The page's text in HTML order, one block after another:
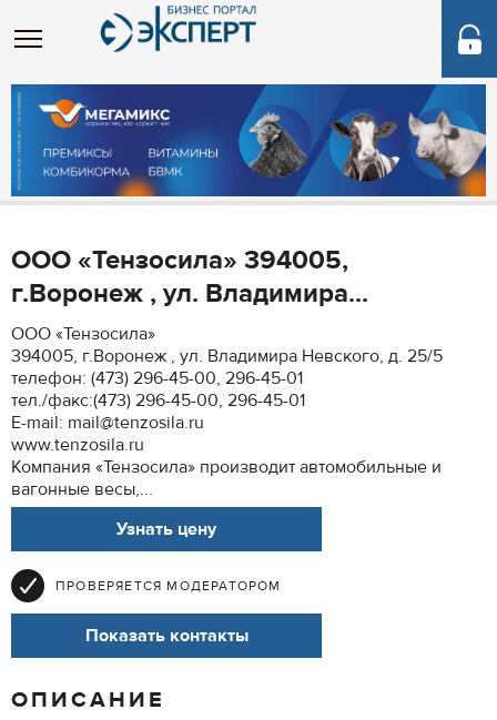
ООО «Тензосила» 394005,
г.Воронеж , ул. Владимира...
ООО «Тензосила»
394005, г.Воронеж , ул. Владимира Невского, д. 25/5
телефон: (473) 296-45-00, 296-45-01
тел./факс:(473) 296-45-00, 296-45-01
Е-mail: mail@tenzosila.ru
www.tenzosila.ru
Компания «Тензосила» производит автомобильные и
вагонные весы,...
Узнать цену
ПРОВЕРЯЕТСЯ МОДЕРАТОРОМ
Показать контакты
ОПИСАНИЕ